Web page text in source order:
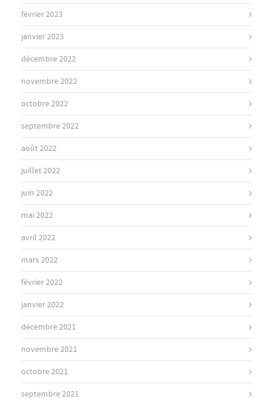
février 2023
janvier 2023
décembre 2022
novembre 2022
octobre 2022
septembre 2022
août 2022
juillet 2022
juin 2022
mai 2022
avril 2022
mars 2022
février 2022
janvier 2022
décembre 2021
novembre 2021
octobre 2021
septembre 2021